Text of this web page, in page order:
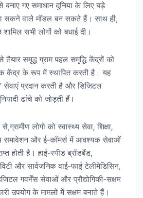
गए समाधान दुनिया के लिए बड़े
सकने वाले मॉडल बन सकते हैं। साथ ही,
सभी लोगों को बधाई दी।
तैयार समृद्ध ग्राम पहल समृद्धि केंद्रों को
केंद्र के रूप में स्थापित करती है। यह
सेवाएं प्रदान करती है और डिजिटल
ढांचे को जोड़ती हैं।
लोगो को स्वास्थ्य सेवा, शिक्षा,
समावेशन और ई-कॉमर्स में आवश्यक सेवाओं
होती है। हाई-स्पीड ब्रॉडबैंड,
और सार्वजनिक वाई-फाई टेलीमेडिसिन,
गवर्नेंस सेवाओं और प्रौद्योगिकी-सक्षम
उपयोग के मामलों में सक्षम बनाते हैंं।